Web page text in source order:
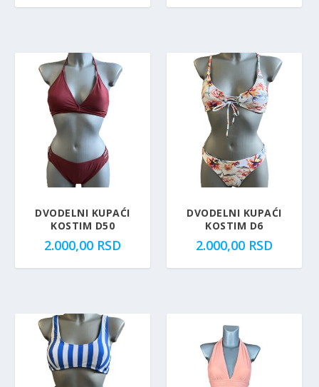
DVODELNI KUPAĆI
KOSTIM D50
2.000,00 RSD
DVODELNI KUPAĆI
KOSTIM D6
2.000,00 RSD